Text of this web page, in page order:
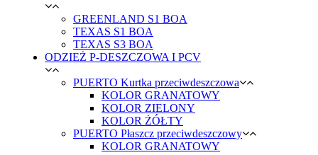
GREENLAND S1 BOA
TEXAS S1 BOA
TEXAS S3 BOA
ODZIEŻ P-DESZCZOWA I PCV
PUERTO Kurtka przeciwdeszczowa
KOLOR GRANATOWY
KOLOR ZIELONY
KOLOR ŻÓŁTY
PUERTO Płaszcz przeciwdeszczowy
KOLOR GRANATOWY